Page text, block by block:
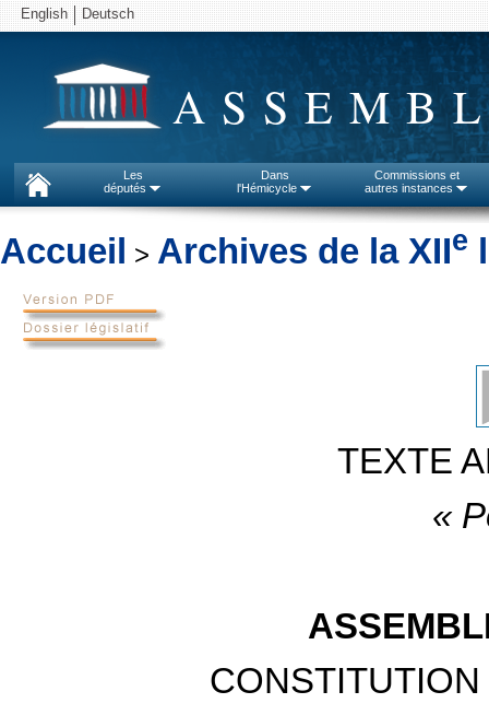
English Deutsch
Les
députés
Dans
l'Hémicycle
Commissions et
autres instances
Accueil > Archives de la XIIe
TEXTE
«